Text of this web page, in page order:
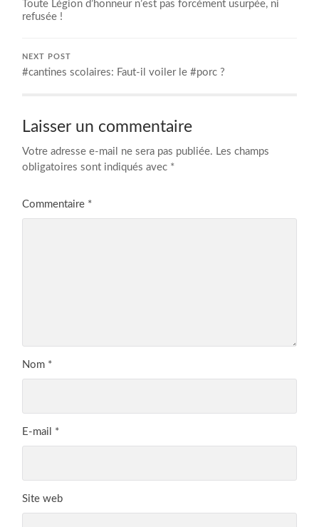
Toute Légion d’honneur n’est pas forcément usurpée, ni
refusée !
NEXT POST
#cantines scolaires: Faut-il voiler le #porc ?
Laisser un commentaire
Votre adresse e-mail ne sera pas publiée. Les champs
obligatoires sont indiqués avec *
Commentaire *
Nom *
E-mail *
Site web